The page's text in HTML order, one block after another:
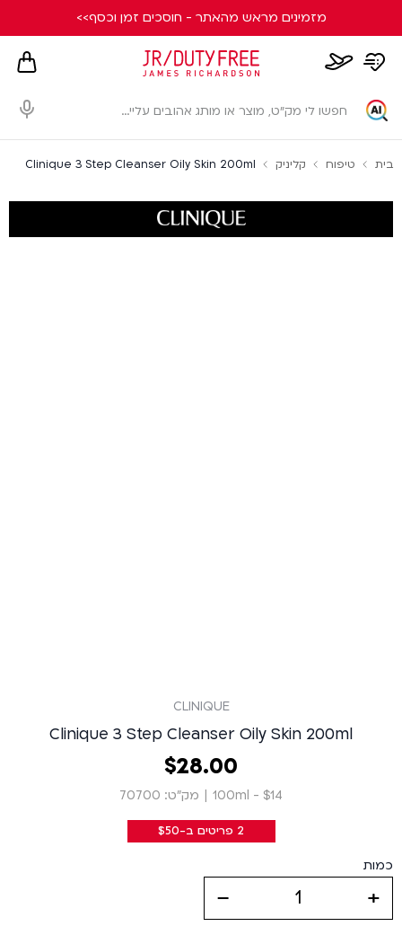
מזמינים מראש מהאתר - חוסכים זמן וכסף>>
whishlist
page
card
בית טיפוח קליניק Clinique 3 Step Cleanser Oily Skin 200ml
CLINIQUE
Clinique 3 Step Cleanser Oily Skin 200ml
28.00
‏
$
$14 - 100ml
| מק״ט: 70700
2 פריטים ב-$50
כמות